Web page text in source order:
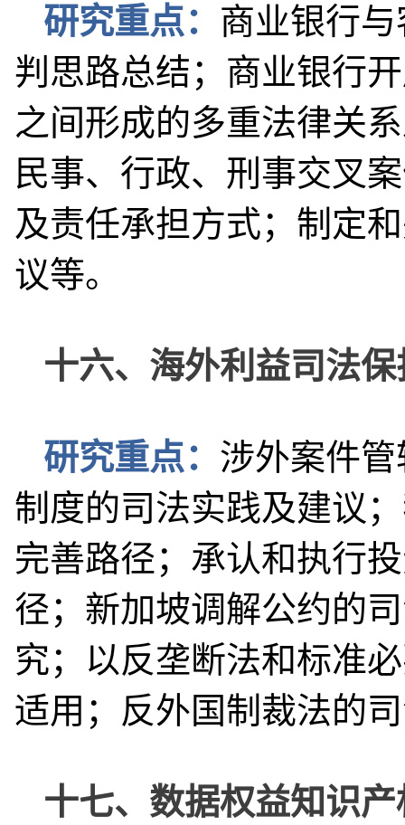
研究重点： 商业银行
判思路总结；商业银行
之间形成的多重法律关
民事、行政、刑事交叉
及责任承担方式；制定
议等。
十六、海外利益司法
研究重点： 涉外案件
制度的司法实践及建议
完善路径；承认和执行
径；新加坡调解公约的
究；以反垄断法和标准
适用；反外国制裁法的
十七、数据权益知识